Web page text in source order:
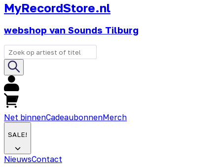
MyRecordStore.nl
webshop van Sounds Tilburg
Net binnenCadeaubonnenMerch
SALE!
NieuwsContact